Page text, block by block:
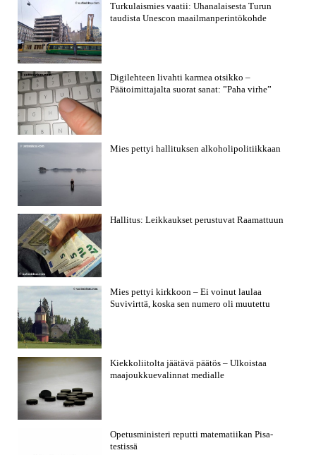
Turkulaismies vaatii: Uhanalaisesta Turun
taudista Unescon maailmanperintökohde
Digilehteen livahti karmea otsikko –
Päätoimittajalta suorat sanat: ”Paha virhe”
Mies pettyi hallituksen alkoholipolitiikkaan
Hallitus: Leikkaukset perustuvat Raamattuun
Mies pettyi kirkkoon – Ei voinut laulaa
Suvivirttä, koska sen numero oli muutettu
Kiekkoliitolta jäätävä päätös – Ulkoistaa
maajoukkuevalinnat medialle
Opetusministeri reputti matematiikan Pisa-
testissä